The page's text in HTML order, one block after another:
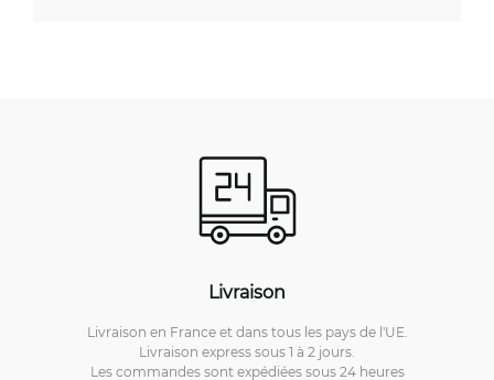
Livraison
Livraison en France et dans tous les pays de l'UE.
Livraison express sous 1 à 2 jours.
Les commandes sont expédiées sous 24 heures